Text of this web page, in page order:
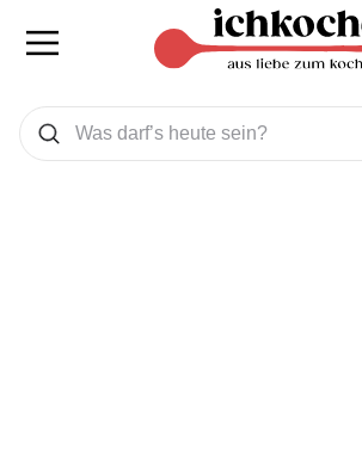
Was wollen Sie suchen
Suchen